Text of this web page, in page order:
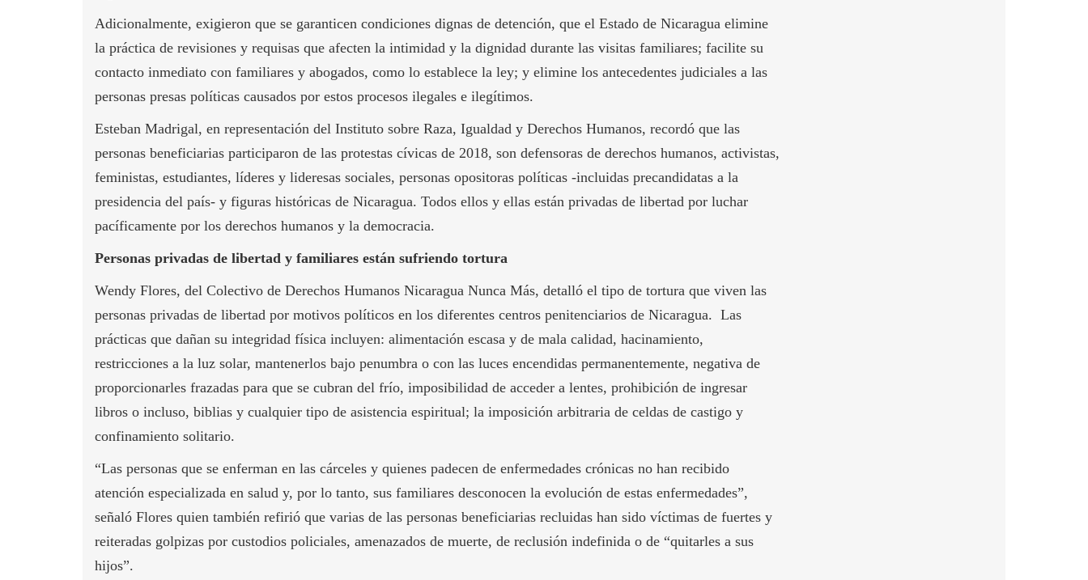
Adicionalmente, exigieron que se garanticen condiciones dignas de detención, que el Estado de Nicaragua elimine
la práctica de revisiones y requisas que afecten la intimidad y la dignidad durante las visitas familiares; facilite su
contacto inmediato con familiares y abogados, como lo establece la ley; y elimine los antecedentes judiciales a las
personas presas políticas causados por estos procesos ilegales e ilegítimos.
Esteban Madrigal, en representación del Instituto sobre Raza, Igualdad y Derechos Humanos, recordó que las
personas beneficiarias participaron de las protestas cívicas de 2018, son defensoras de derechos humanos, activistas,
feministas, estudiantes, líderes y lideresas sociales, personas opositoras políticas -incluidas precandidatas a la
presidencia del país- y figuras históricas de Nicaragua. Todos ellos y ellas están privadas de libertad por luchar
pacíficamente por los derechos humanos y la democracia.
Personas privadas de libertad y familiares están sufriendo tortura
Wendy Flores, del Colectivo de Derechos Humanos Nicaragua Nunca Más, detalló el tipo de tortura que viven las
personas privadas de libertad por motivos políticos en los diferentes centros penitenciarios de Nicaragua. Las
prácticas que dañan su integridad física incluyen: alimentación escasa y de mala calidad, hacinamiento,
restricciones a la luz solar, mantenerlos bajo penumbra o con las luces encendidas permanentemente, negativa de
proporcionarles frazadas para que se cubran del frío, imposibilidad de acceder a lentes, prohibición de ingresar
libros o incluso, biblias y cualquier tipo de asistencia espiritual; la imposición arbitraria de celdas de castigo y
confinamiento solitario.
“Las personas que se enferman en las cárceles y quienes padecen de enfermedades crónicas no han recibido
atención especializada en salud y, por lo tanto, sus familiares desconocen la evolución de estas enfermedades”,
señaló Flores quien también refirió que varias de las personas beneficiarias recluidas han sido víctimas de fuertes y
reiteradas golpizas por custodios policiales, amenazados de muerte, de reclusión indefinida o de “quitarles a sus
hijos”.